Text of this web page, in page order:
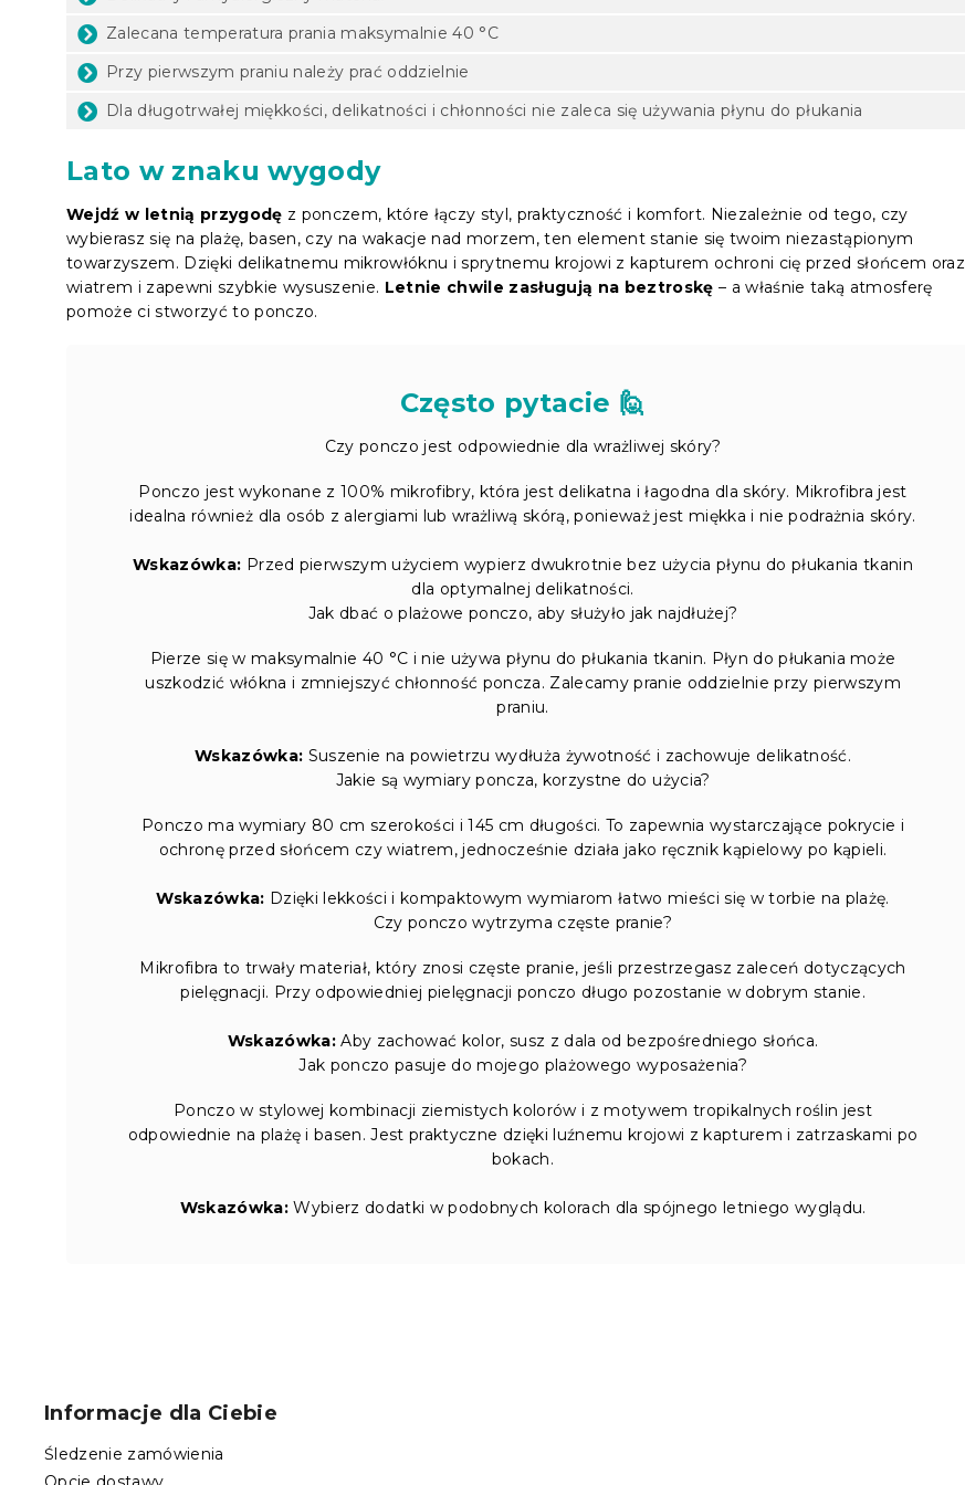
Zalecana temperatura prania maksymalnie 40 °C
Przy pierwszym praniu należy prać oddzielnie
Dla długotrwałej miękkości, delikatności i chłonności nie zaleca się używania płynu do płukania
Lato w znaku wygody
Wejdź w letnią przygodę z ponczem, które łączy styl, praktyczność i komfort. Niezależnie od tego, czy
wybierasz się na plażę, basen, czy na wakacje nad morzem, ten element stanie się twoim niezastąpionym
towarzyszem. Dzięki delikatnemu mikrowłóknu i sprytnemu krojowi z kapturem ochroni cię przed słońcem oraz
wiatrem i zapewni szybkie wysuszenie. Letnie chwile zasługują na beztroskę – a właśnie taką atmosferę
pomoże ci stworzyć to ponczo.
Często pytacie 🙋
Czy ponczo jest odpowiednie dla wrażliwej skóry?
Ponczo jest wykonane z 100% mikrofibry, która jest delikatna i łagodna dla skóry. Mikrofibra jest
idealna również dla osób z alergiami lub wrażliwą skórą, ponieważ jest miękka i nie podrażnia skóry.
Wskazówka: Przed pierwszym użyciem wypierz dwukrotnie bez użycia płynu do płukania tkanin
dla optymalnej delikatności.
Jak dbać o plażowe ponczo, aby służyło jak najdłużej?
Pierze się w maksymalnie 40 °C i nie używa płynu do płukania tkanin. Płyn do płukania może
uszkodzić włókna i zmniejszyć chłonność poncza. Zalecamy pranie oddzielnie przy pierwszym
praniu.
Wskazówka: Suszenie na powietrzu wydłuża żywotność i zachowuje delikatność.
Jakie są wymiary poncza, korzystne do użycia?
Ponczo ma wymiary 80 cm szerokości i 145 cm długości. To zapewnia wystarczające pokrycie i
ochronę przed słońcem czy wiatrem, jednocześnie działa jako ręcznik kąpielowy po kąpieli.
Wskazówka: Dzięki lekkości i kompaktowym wymiarom łatwo mieści się w torbie na plażę.
Czy ponczo wytrzyma częste pranie?
Mikrofibra to trwały materiał, który znosi częste pranie, jeśli przestrzegasz zaleceń dotyczących
pielęgnacji. Przy odpowiedniej pielęgnacji ponczo długo pozostanie w dobrym stanie.
Wskazówka: Aby zachować kolor, susz z dala od bezpośredniego słońca.
Jak ponczo pasuje do mojego plażowego wyposażenia?
Ponczo w stylowej kombinacji ziemistych kolorów i z motywem tropikalnych roślin jest
odpowiednie na plażę i basen. Jest praktyczne dzięki luźnemu krojowi z kapturem i zatrzaskami po
bokach.
Wskazówka:Wybierz dodatki w podobnych kolorach dla spójnego letniego wyglądu.
Informacje dla Ciebie
Śledzenie zamówienia